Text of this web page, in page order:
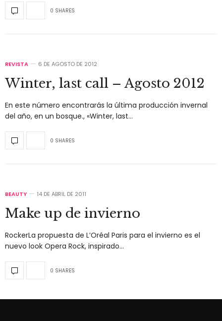
0 SHARES
REVISTA 6 DE AGOSTO DE 2012
Winter, last call – Agosto 2012
En este número encontrarás la última producción invernal
del año, en un bosque., «Winter, last…
0 SHARES
BEAUTY 14 DE ABRIL DE 2011
Make up de invierno
RockerLa propuesta de L’Oréal Paris para el invierno es el
nuevo look Opera Rock, inspirado…
0 SHARES